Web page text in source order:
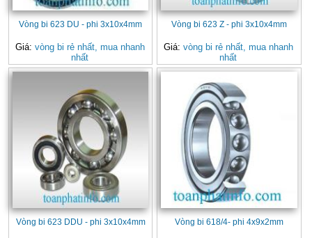
Vòng bi 623 DU - phi 3x10x4mm
Giá: vòng bi rẻ nhất, mua nhanh
nhất
Vòng bi 623 Z - phi 3x10x4mm
Giá: vòng bi rẻ nhất, mua nhanh
nhất
Vòng bi 623 DDU - phi 3x10x4mm Vòng bi 618/4- phi 4x9x2mm